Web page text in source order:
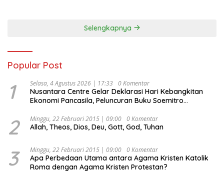
Selengkapnya
Popular Post
1 Selasa, 4 Agustus 2026 | 17:33 0 Komentar
Nusantara Centre Gelar Deklarasi Hari Kebangkitan
Ekonomi Pancasila, Peluncuran Buku Soemitro
Ekonomi Politik Indonesia) & Simposium Nasional
“Urgensi Undang-Undang Perekonomian Nasional dan
Indonesia Emas 2045”,
2 Minggu, 22 Februari 2015 | 09:00 0 Komentar
Allah, Theos, Dios, Deu, Gott, God, Tuhan
3 Minggu, 22 Februari 2015 | 09:00 0 Komentar
Apa Perbedaan Utama antara Agama Kristen Katolik
Roma dengan Agama Kristen Protestan?